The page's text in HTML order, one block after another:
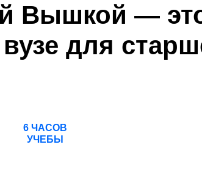
Вышкой —
для
6 ЧАСОВ
УЧЕБЫ